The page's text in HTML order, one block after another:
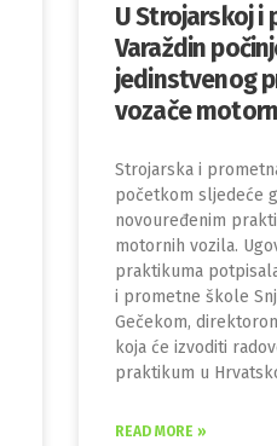
U Strojarskoj i
Varaždin
jedinstvenog
vozače
Strojarska i
početkom sljedeće
novouređenim
motornih vozila.
praktikuma
i prometne škole
Gečekom,
koja će izvoditi
praktikum u
READ MORE »